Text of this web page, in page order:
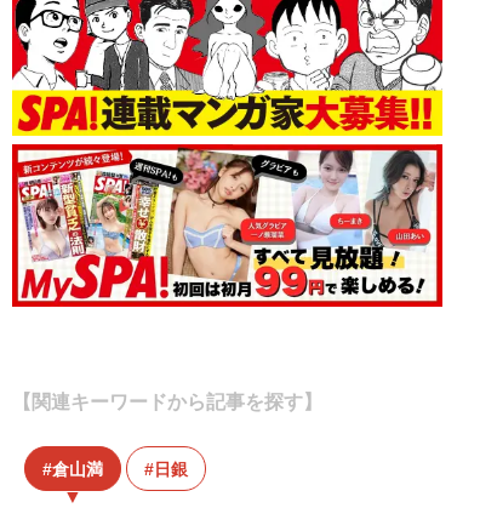
【関連キーワードから記事を探す】
倉山満 日銀